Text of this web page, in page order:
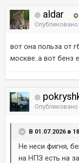
aldar
Опубликовано
вот она польза от
москве..а вот бенз
Опубликовано
В 01.07.2026 в
Не неси фигня,
на НПЗ есть на